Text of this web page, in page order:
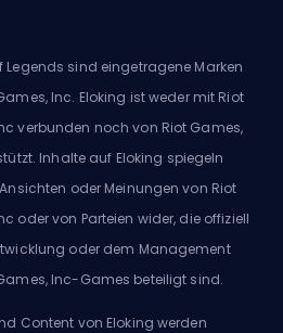
Legends sind eingetragene Marken
Inc. Eloking ist weder mit Riot
verbunden noch von Riot Games,
Inhalte auf Eloking spiegeln
oder Meinungen von Riot
oder von Parteien wider, die offiziell
oder dem Management
Inc-Games beteiligt sind.
Content von Eloking werden